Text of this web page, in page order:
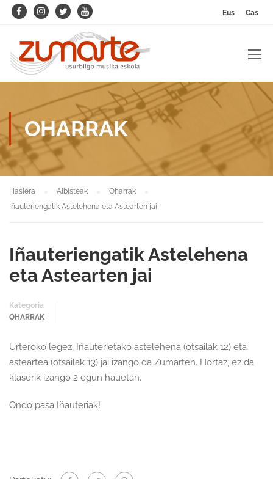
Eus Cas
OHARRAK
Hasiera Albisteak
Oharrak
Iñauteriengatik Astelehena eta Astearten jai
Iñauteriengatik Astelehena
eta Astearten jai
Kategoria
OHARRAK
Urteroko legez, Iñauterietako astelehena (otsailak 12) eta
asteartea (otsailak 13) jai izango da Zumarten. Hortaz, ez da
klaserik izango 2 egun hauetan.
Ondo pasa Iñauteriak!